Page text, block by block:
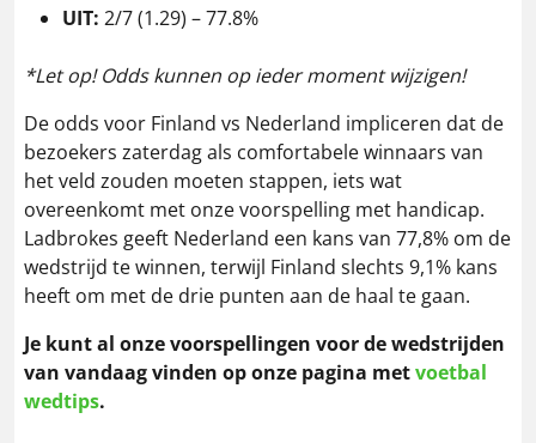
UIT: 2/7 (1.29) – 77.8%
*Let op! Odds kunnen op ieder moment wijzigen!
De odds voor Finland vs Nederland impliceren dat de
bezoekers zaterdag als comfortabele winnaars van
het veld zouden moeten stappen, iets wat
overeenkomt met onze voorspelling met handicap.
Ladbrokes geeft Nederland een kans van 77,8% om de
wedstrijd te winnen, terwijl Finland slechts 9,1% kans
heeft om met de drie punten aan de haal te gaan.
Je kunt al onze voorspellingen voor de wedstrijden
van vandaag vinden op onze pagina metvoetbal
wedtips.